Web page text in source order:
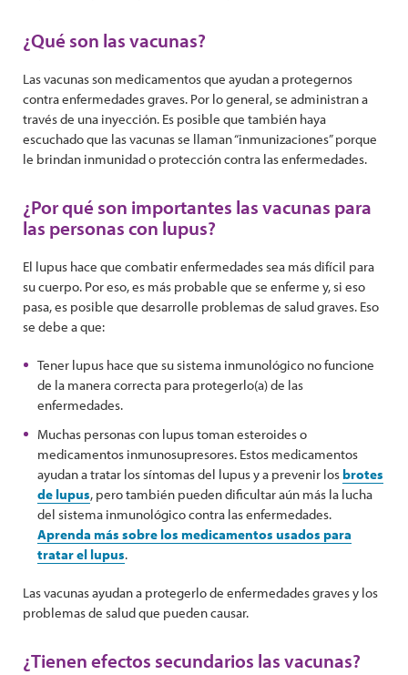
¿Qué son las vacunas?
Las vacunas son medicamentos que ayudan a protegernos
contra enfermedades graves. Por lo general, se administran a
través de una inyección. Es posible que también haya
escuchado que las vacunas se llaman “inmunizaciones” porque
le brindan inmunidad o protección contra las enfermedades.
¿Por qué son importantes las vacunas para
las personas con lupus?
El lupus hace que combatir enfermedades sea más difícil para
su cuerpo. Por eso, es más probable que se enferme y, si eso
pasa, es posible que desarrolle problemas de salud graves. Eso
se debe a que:
Tener lupus hace que su sistema inmunológico no funcione
de la manera correcta para protegerlo(a) de las
enfermedades.
Muchas personas con lupus toman esteroides o
medicamentos inmunosupresores. Estos medicamentos
ayudan a tratar los síntomas del lupus y a prevenir losbrotes
de lupus, pero también pueden dificultar aún más la lucha
del sistema inmunológico contra las enfermedades.
Aprenda más sobre los medicamentos usados para
tratar el lupus.
Las vacunas ayudan a protegerlo de enfermedades graves y los
problemas de salud que pueden causar.
¿Tienen efectos secundarios las vacunas?